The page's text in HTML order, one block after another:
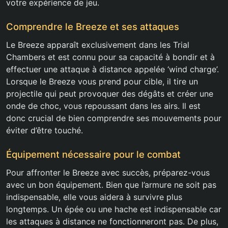
votre expérience de jeu.
Comprendre le Breeze et ses attaques
Le Breeze apparaît exclusivement dans les Trial
Chambers et est connu pour sa capacité à bondir et à
effectuer une attaque à distance appelée ‘wind charge’.
Lorsque le Breeze vous prend pour cible, il tire un
projectile qui peut provoquer des dégâts et créer une
onde de choc, vous repoussant dans les airs. Il est
donc crucial de bien comprendre ses mouvements pour
éviter d’être touché.
Équipement nécessaire pour le combat
Pour affronter le Breeze avec succès, préparez-vous
avec un bon équipement. Bien que l’armure ne soit pas
indispensable, elle vous aidera à survivre plus
longtemps. Un épée ou une hache est indispensable car
les attaques à distance ne fonctionneront pas. De plus,